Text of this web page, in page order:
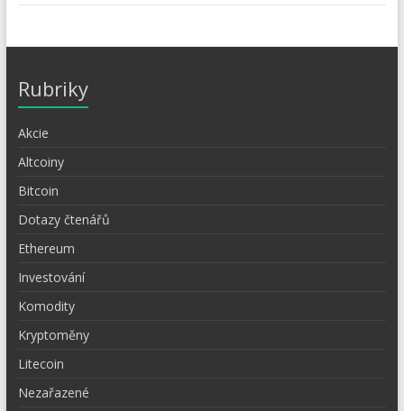
Rubriky
Akcie
Altcoiny
Bitcoin
Dotazy čtenářů
Ethereum
Investování
Komodity
Kryptoměny
Litecoin
Nezařazené